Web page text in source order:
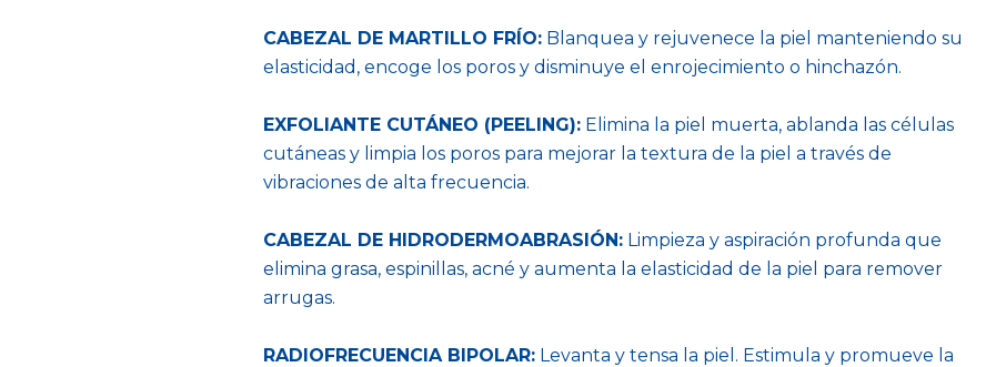
CABEZAL DE MARTILLO FRÍO: Blanquea y rejuvenece la piel manteniendo su
elasticidad, encoge los poros y disminuye el enrojecimiento o hinchazón.
EXFOLIANTE CUTÁNEO (PEELING): Elimina la piel muerta, ablanda las células
cutáneas y limpia los poros para mejorar la textura de la piel a través de
vibraciones de alta frecuencia.
CABEZAL DE HIDRODERMOABRASIÓN: Limpieza y aspiración profunda que
elimina grasa, espinillas, acné y aumenta la elasticidad de la piel para remover
arrugas.
RADIOFRECUENCIA BIPOLAR: Levanta y tensa la piel. Estimula y promueve la